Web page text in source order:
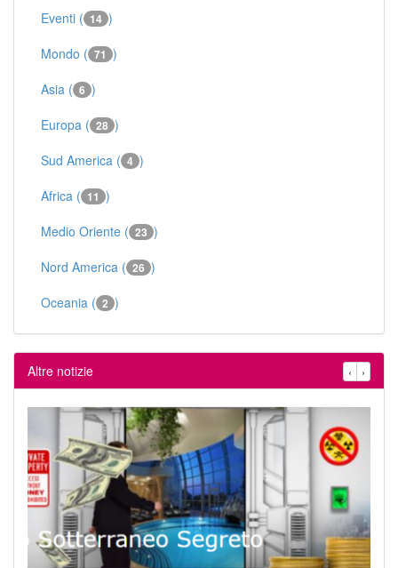
Eventi ( 14 )
Mondo ( 71 )
Asia ( 6 )
Europa ( 28 )
Sud America ( 4 )
Africa ( 11 )
Medio Oriente ( 23 )
Nord America ( 26 )
Oceania ( 2 )
Altre notizie ‹ ›